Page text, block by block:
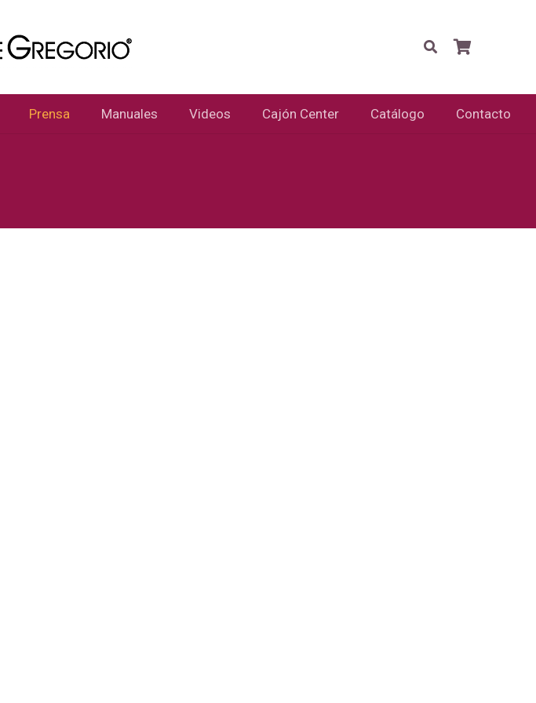
Prensa Manuales Videos Cajón Center Catálogo Contacto